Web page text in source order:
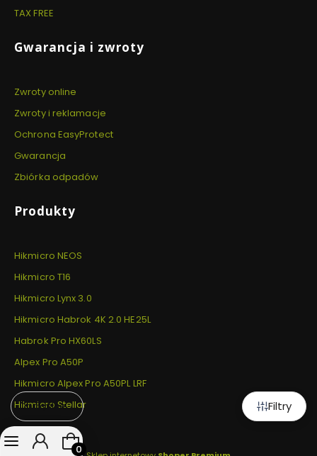
Filtry
Domyślne
TAX FREE
Gwarancja i zwroty
Zwroty online
Zwroty i reklamacje
Ochrona EasyProtect
Gwarancja
Zbiórka odpadów
Produkty
Hikmicro NEOS
Hikmicro T16
Hikmicro Lynx 3.0
Hikmicro Habrok 4K 2.0 HE25L
Habrok Pro HX60LS
Alpex Pro A50P
Hikmicro Alpex Pro A50PL LRF
Hikmicro Stellar
Produkty w koszyku: 0. Zobacz szczegóły